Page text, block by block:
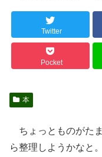
Twitter
Pocket
本
ちょっとものがた
ら整理しようかなと。